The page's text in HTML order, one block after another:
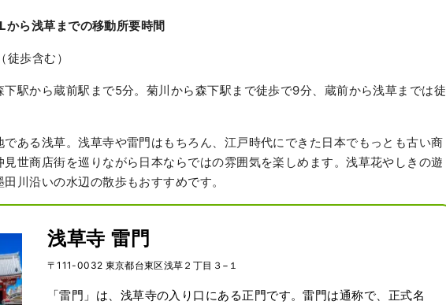
から浅草までの移動所要時間
歩含む）
下駅から蔵前駅まで5分。菊川から森下駅まで徒歩で9分、蔵前から浅草までは徒
ある浅草。浅草寺や雷門はもちろん、江戸時代にできた日本でもっとも古い商
見世商店街を巡りながら日本ならではの雰囲気を楽しめます。浅草花やしきの遊
田川沿いの水辺の散歩もおすすめです。
浅草寺 雷門
〒111-0032 東京都台東区浅草２丁目３−１
「雷門」は、浅草寺の入り口にある正門です。雷門は通称で、正式名